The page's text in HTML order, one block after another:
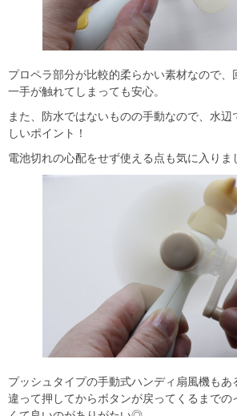
プロペラ部分が比較的柔らかい素材なので
一手が触れてしまっても安心。
また、防水ではないものの手動なので、水
しいポイント！
電池切れの心配をせず使える点も気に入りま
プッシュタイプの手動式ハンディ扇風機もあ
違って押してからボタンが戻ってくるまでの